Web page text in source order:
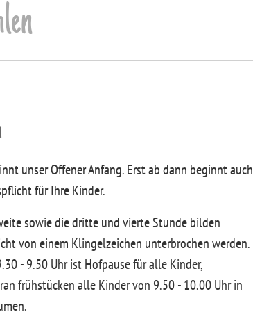
unser Offener Anfang. Erst ab dann beginnt auch
für Ihre Kinder.
sowie die dritte und vierte Stunde bilden
von einem Klingelzeichen unterbrochen werden.
- 9.50 Uhr ist Hofpause für alle Kinder,
frühstücken alle Kinder von 9.50 - 10.00 Uhr in